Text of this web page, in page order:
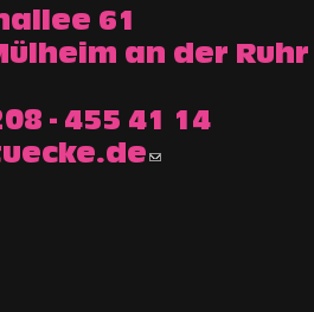
61
an der Ruhr
- 455 41 14